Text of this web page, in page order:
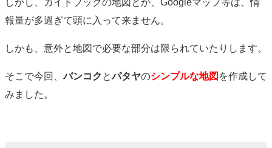
しかし、ガイドブックの地図とか、Googleマップ等は、情
報量が多過ぎて頭に入って来ません。
しかも、意外と地図で必要な部分は限られていたりします。
そこで今回、バンコク とパタヤのシンプルな地図 を作成して
みました。